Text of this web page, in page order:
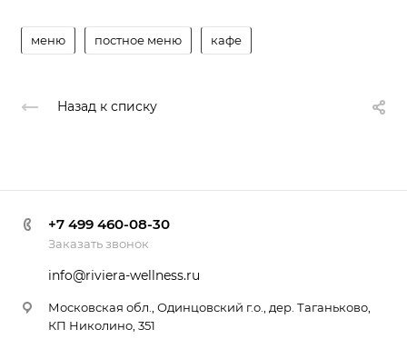
меню постное меню кафе
Назад к списку
+7 499 460-08-30
Заказать звонок
info@riviera-wellness.ru
Московская обл., Одинцовский г.о., дер. Таганьково,
КП Николино, 351